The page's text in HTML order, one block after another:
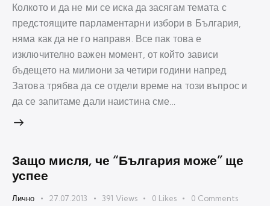
Колкото и да не ми се иска да засягам темата с
предстоящите парламентарни избори в България,
няма как да не го направя. Все пак това е
изключително важен момент, от който зависи
бъдещето на милиони за четири години напред.
Затова трябва да се отдели време на този въпрос и
да се запитаме дали наистина сме…
Защо мисля, че “България може” ще
успее
Лично 27.07.2013 391 Views 0 Likes 0 Comments